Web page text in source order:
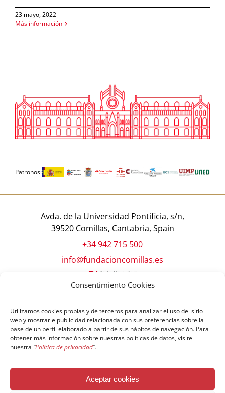
Consentimiento Cookies
Utilizamos cookies propias y de terceros para analizar el uso del sitio
web y mostrarle publicidad relacionada con sus preferencias sobre la
base de un perfil elaborado a partir de sus hábitos de navegación. Para
obtener más información sobre nuestras políticas de datos, visite
nuestra “Política de privacidad”.
Aceptar cookies
23 mayo, 2022
Más información
Patronos:
Avda. de la Universidad Pontificia, s/n,
39520 Comillas, Cantabria, Spain
+34 942 715 500
info@fundacioncomillas.es
© Copyright Fundación Comillas
Política de cookies
Política de privacidad